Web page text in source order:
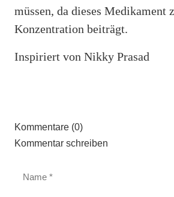
müssen, da dieses Medikament
Konzentration beiträgt.
Inspiriert von Nikky Prasad
Kommentare (0)
Kommentar schreiben